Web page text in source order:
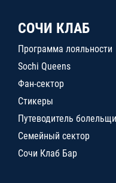
СОЧИ КЛАБ
Программа лояльности
Sochi Queens
Фан-сектор
Стикеры
Путеводитель
Семейный сектор
Сочи Клаб Бар